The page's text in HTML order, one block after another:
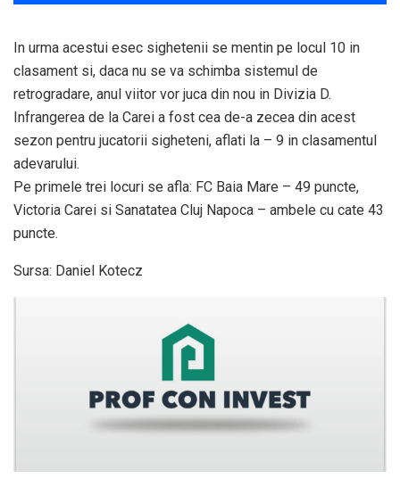
In urma acestui esec sighetenii se mentin pe locul 10 in
clasament si, daca nu se va schimba sistemul de
retrogradare, anul viitor vor juca din nou in Divizia D.
Infrangerea de la Carei a fost cea de-a zecea din acest
sezon pentru jucatorii sigheteni, aflati la – 9 in clasamentul
adevarului.
Pe primele trei locuri se afla: FC Baia Mare – 49 puncte,
Victoria Carei si Sanatatea Cluj Napoca – ambele cu cate 43
puncte.
Sursa: Daniel Kotecz